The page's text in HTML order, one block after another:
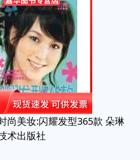
尚美妆:闪耀发型365款 朵琳
术出版社